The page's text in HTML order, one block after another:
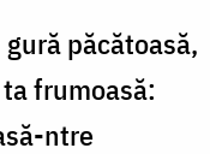
păcătoasă,
frumoasă:
ntre